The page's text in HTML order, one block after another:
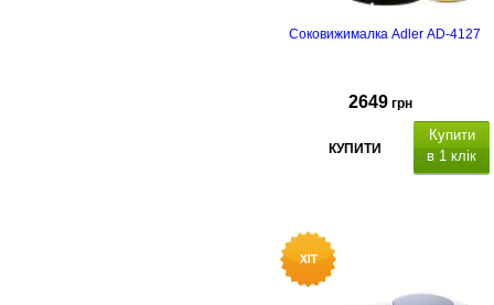
Соковижималка Adler AD-4127
2649 грн
КУПИТИ
Купити
в 1 клік